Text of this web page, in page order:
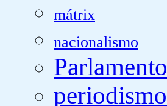
mátrix
nacionalismo
Parlamento
periodismo